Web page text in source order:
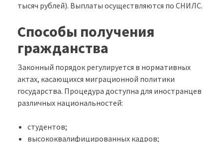
тысяч рублей). Выплаты осуществляются по СНИЛС.
Способы получения
гражданства
Законный порядок регулируется в нормативных
актах, касающихся миграционной политики
государства. Процедура доступна для иностранцев
различных национальностей:
студентов;
высококвалифицированных кадров;